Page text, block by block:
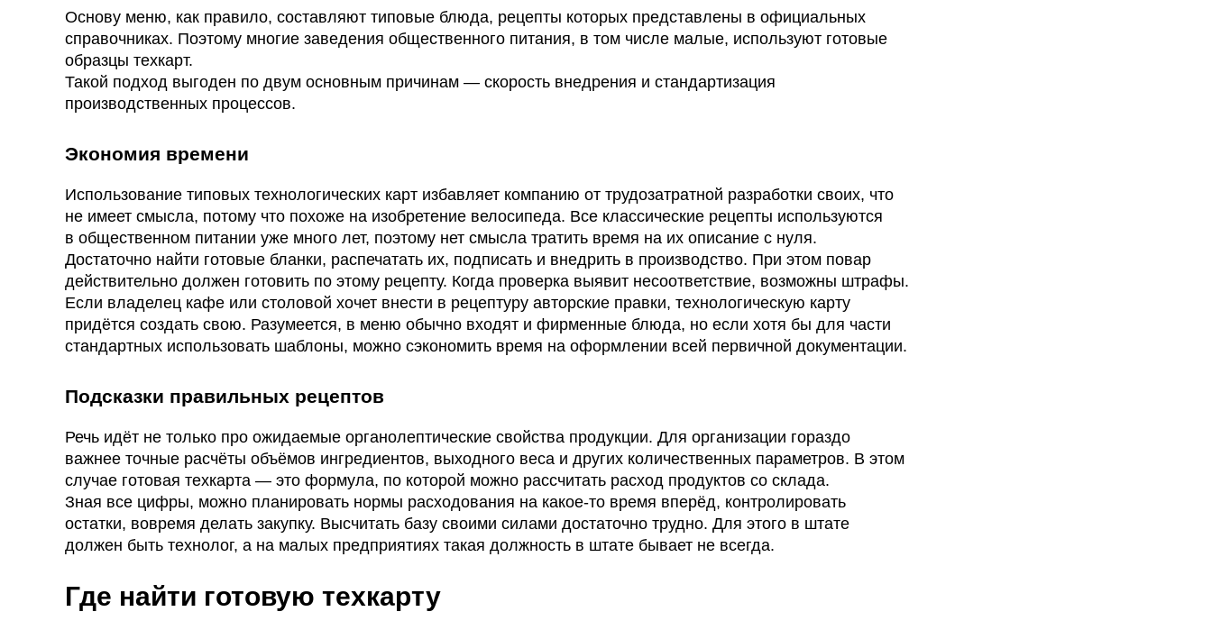
Основу меню, как правило, составляют типовые блюда, рецепты которых представлены в официальных
справочниках. Поэтому многие заведения общественного питания, в том числе малые, используют готовые
образцы техкарт.
Такой подход выгоден по двум основным причинам — скорость внедрения и стандартизация
производственных процессов.
Экономия времени
Использование типовых технологических карт избавляет компанию от трудозатратной разработки своих, что
не имеет смысла, потому что похоже на изобретение велосипеда. Все классические рецепты используются
в общественном питании уже много лет, поэтому нет смысла тратить время на их описание с нуля.
Достаточно найти готовые бланки, распечатать их, подписать и внедрить в производство. При этом повар
действительно должен готовить по этому рецепту. Когда проверка выявит несоответствие, возможны штрафы.
Если владелец кафе или столовой хочет внести в рецептуру авторские правки, технологическую карту
придётся создать свою. Разумеется, в меню обычно входят и фирменные блюда, но если хотя бы для части
стандартных использовать шаблоны, можно сэкономить время на оформлении всей первичной документации.
Подсказки правильных рецептов
Речь идёт не только про ожидаемые органолептические свойства продукции. Для организации гораздо
важнее точные расчёты объёмов ингредиентов, выходного веса и других количественных параметров. В этом
случае готовая техкарта — это формула, по которой можно рассчитать расход продуктов со склада.
Зная все цифры, можно планировать нормы расходования на какое-то время вперёд, контролировать
остатки, вовремя делать закупку. Высчитать базу своими силами достаточно трудно. Для этого в штате
должен быть технолог, а на малых предприятиях такая должность в штате бывает не всегда.
Где найти готовую техкарту